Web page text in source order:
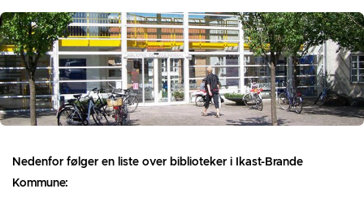
Nedenfor følger en liste over biblioteker i Ikast-Brande
Kommune: